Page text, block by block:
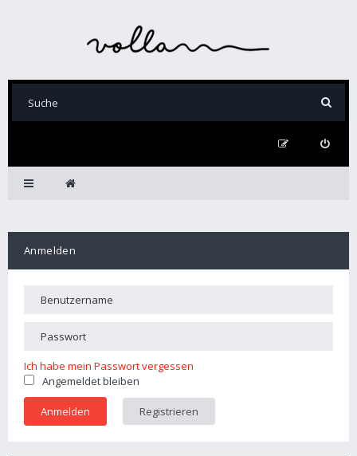
Anmelden
Ich habe mein Passwort vergessen
Angemeldet bleiben
Registrieren